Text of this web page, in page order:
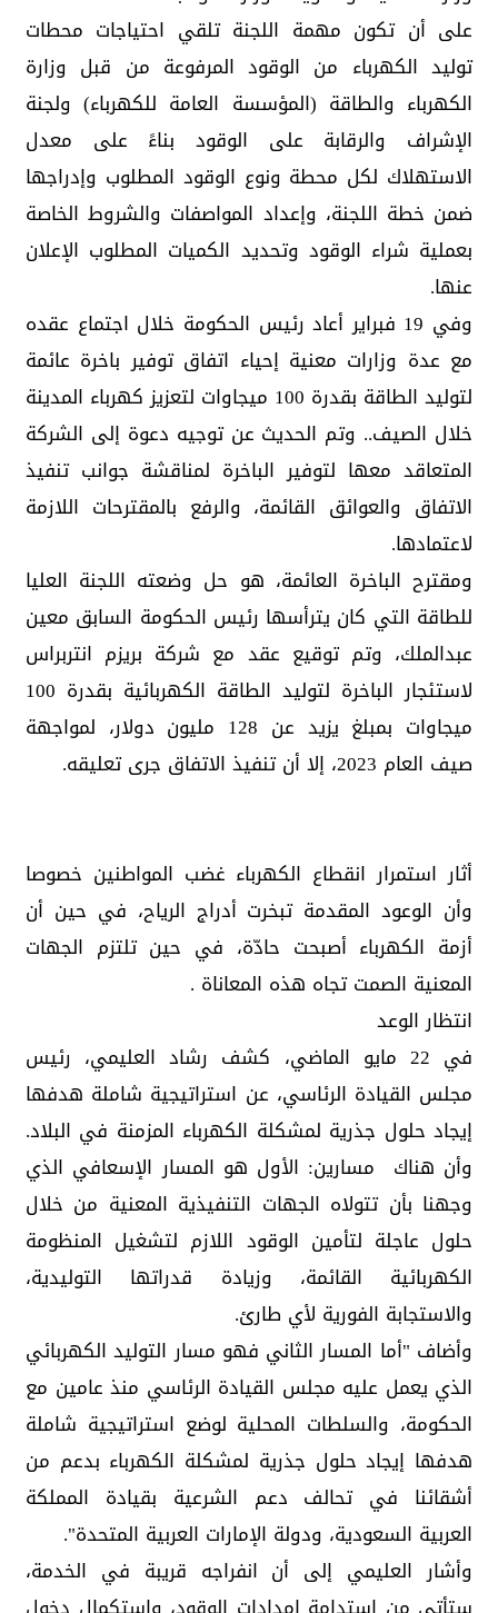
على أن تكون مهمة اللجنة تلقي احتياجات محطات
توليد الكهرباء من الوقود المرفوعة من قبل وزارة
الكهرباء والطاقة (المؤسسة العامة للكهرباء) ولجنة
الإشراف والرقابة على الوقود بناءً على معدل
الاستهلاك لكل محطة ونوع الوقود المطلوب وإدراجها
ضمن خطة اللجنة، وإعداد المواصفات والشروط الخاصة
بعملية شراء الوقود وتحديد الكميات المطلوب الإعلان
عنها.
وفي 19 فبراير أعاد رئيس الحكومة خلال اجتماع عقده
مع عدة وزارات معنية إحياء اتفاق توفير باخرة عائمة
لتوليد الطاقة بقدرة 100 ميجاوات لتعزيز كهرباء المدينة
خلال الصيف.. وتم الحديث عن توجيه دعوة إلى الشركة
المتعاقد معها لتوفير الباخرة لمناقشة جوانب تنفيذ
الاتفاق والعوائق القائمة، والرفع بالمقترحات اللازمة
لاعتمادها.
ومقترح الباخرة العائمة، هو حل وضعته اللجنة العليا
للطاقة التي كان يترأسها رئيس الحكومة السابق معين
عبدالملك، وتم توقيع عقد مع شركة بريزم انتربراس
لاستئجار الباخرة لتوليد الطاقة الكهربائية بقدرة 100
ميجاوات بمبلغ يزيد عن 128 مليون دولار، لمواجهة
صيف العام 2023، إلا أن تنفيذ الاتفاق جرى تعليقه.
أثار استمرار انقطاع الكهرباء غضب المواطنين خصوصا
وأن الوعود المقدمة تبخرت أدراج الرياح، في حين أن
أزمة الكهرباء أصبحت حادّة، في حين تلتزم الجهات
المعنية الصمت تجاه هذه المعاناة .
انتظار الوعد
في 22 مايو الماضي، كشف رشاد العليمي، رئيس
مجلس القيادة الرئاسي، عن استراتيجية شاملة هدفها
إيجاد حلول جذرية لمشكلة الكهرباء المزمنة في البلاد.
وأن هناك مسارين: الأول هو المسار الإسعافي الذي
وجهنا بأن تتولاه الجهات التنفيذية المعنية من خلال
حلول عاجلة لتأمين الوقود اللازم لتشغيل المنظومة
الكهربائية القائمة، وزيادة قدراتها التوليدية،
والاستجابة الفورية لأي طارئ.
وأضاف "أما المسار الثاني فهو مسار التوليد الكهربائي
الذي يعمل عليه مجلس القيادة الرئاسي منذ عامين مع
الحكومة، والسلطات المحلية لوضع استراتيجية شاملة
هدفها إيجاد حلول جذرية لمشكلة الكهرباء بدعم من
أشقائنا في تحالف دعم الشرعية بقيادة المملكة
العربية السعودية، ودولة الإمارات العربية المتحدة".
وأشار العليمي إلى أن انفراجه قريبة في الخدمة،